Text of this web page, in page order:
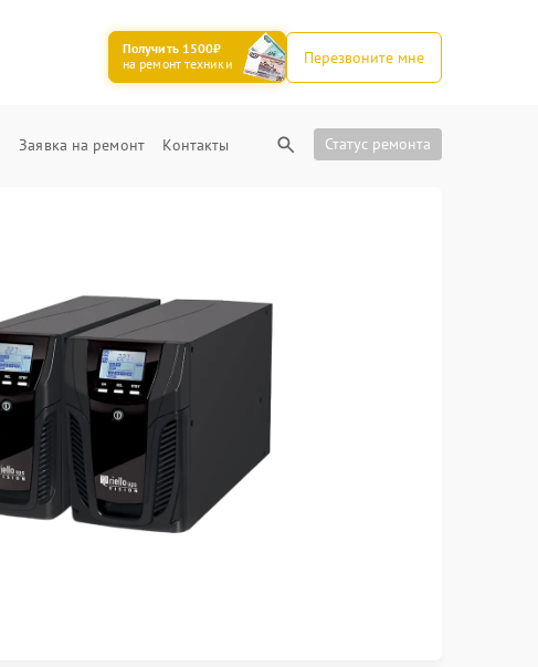
Получить 1500₽
на ремонт техники
Перезвоните мне
Заявка на ремонт Контакты Статус ремонта